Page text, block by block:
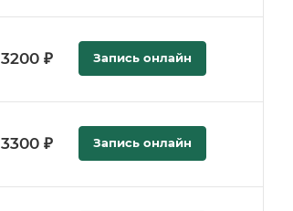
3200 ₽ Запись онлайн
3300 ₽ Запись онлайн